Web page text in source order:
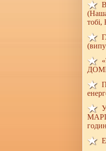
тобі,
ДОМI